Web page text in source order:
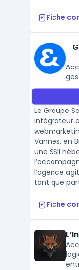
Fiche
Le Groupe
intégrateur
Vannes, en
une SSII
l’agence
tant que
Fiche